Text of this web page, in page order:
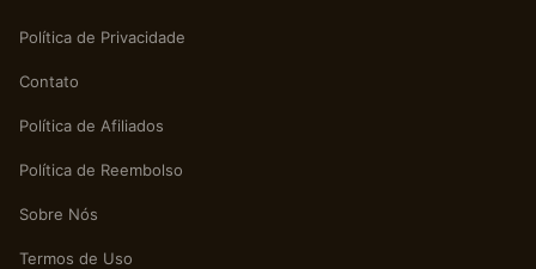
Política de Privacidade
Contato
Política de Afiliados
Política de Reembolso
Sobre Nós
Termos de Uso